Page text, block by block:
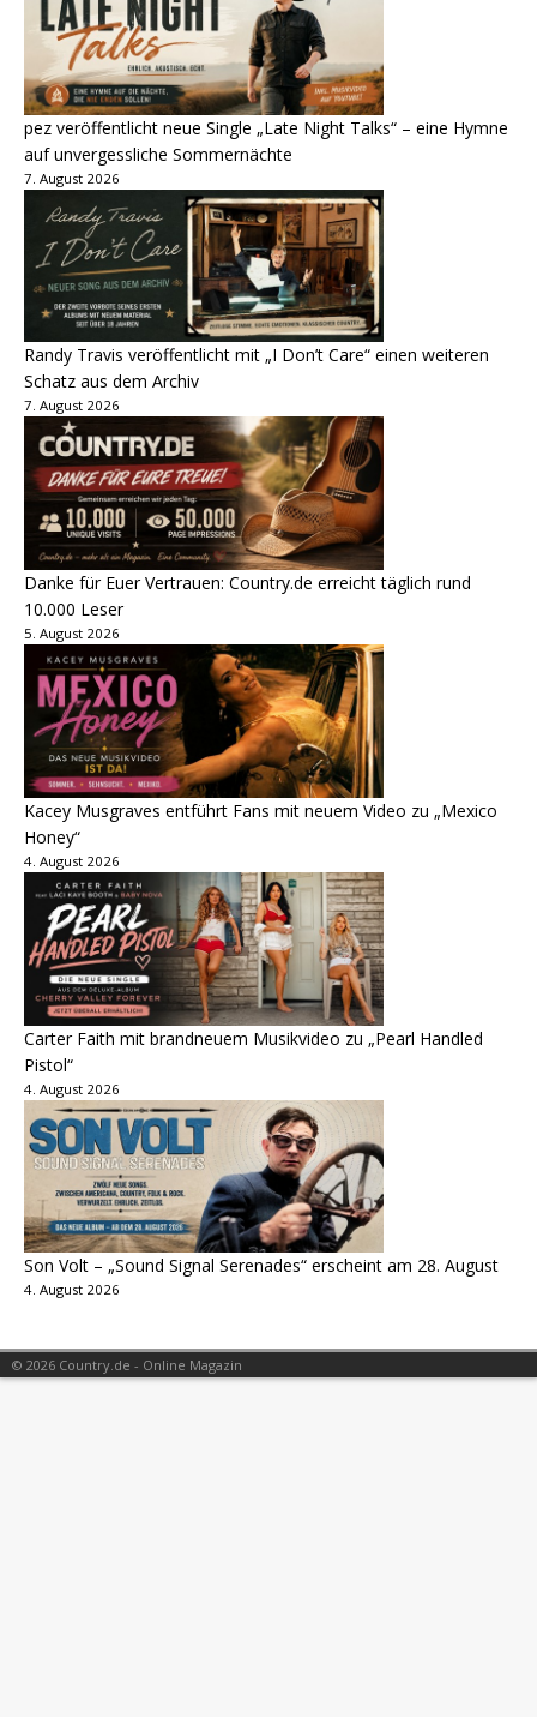
pez veröffentlicht neue Single „Late Night Talks“ – eine Hymne
auf unvergessliche Sommernächte
7. August 2026
Randy Travis veröffentlicht mit „I Don’t Care“ einen weiteren
Schatz aus dem Archiv
7. August 2026
Danke für Euer Vertrauen: Country.de erreicht täglich rund
10.000 Leser
5. August 2026
Kacey Musgraves entführt Fans mit neuem Video zu „Mexico
Honey“
4. August 2026
Carter Faith mit brandneuem Musikvideo zu „Pearl Handled
Pistol“
4. August 2026
Son Volt – „Sound Signal Serenades“ erscheint am 28. August
4. August 2026
© 2026 Country.de - Online Magazin